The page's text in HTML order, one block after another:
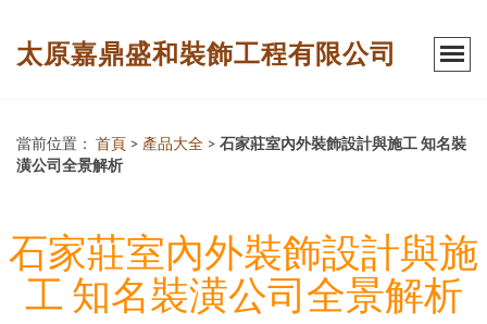
太原嘉鼎盛和裝飾工程有限公司
當前位置： 首頁 > 產品大全 > 石家莊室內外裝飾設計與施工 知名裝
潢公司全景解析
石家莊室內外裝飾設計與施
工 知名裝潢公司全景解析